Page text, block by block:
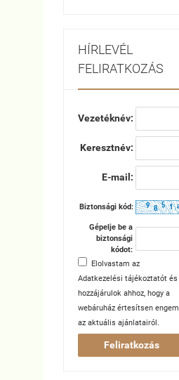
HÍRLEVÉL
FELIRATKOZÁS
Vezetéknév:
Keresztnév:
E-mail:
Biztonsági kód:
Gépelje be a
biztonsági
kódot:
Elolvastam az
Adatkezelési tájékoztatót és
hozzájárulok ahhoz, hogy a
webáruház értesítsen engem
az aktuális ajánlatairól.
Feliratkozás